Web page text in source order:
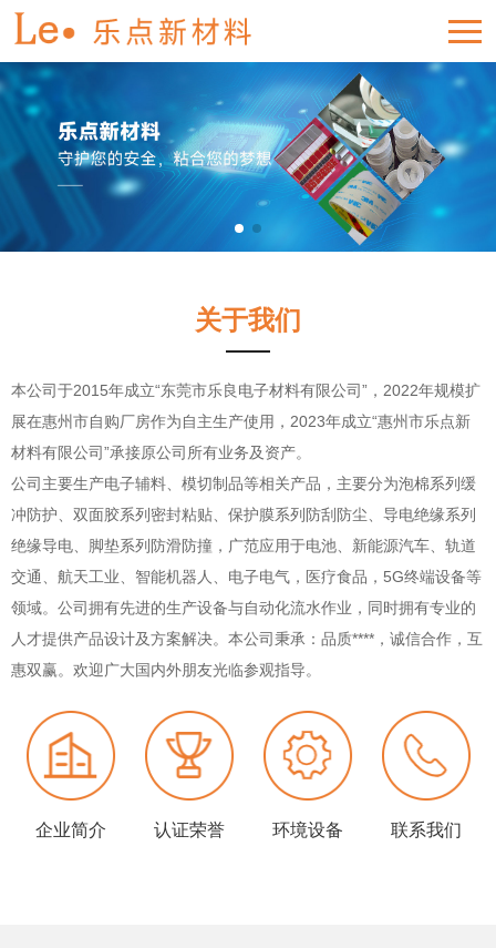
关于我们
本公司于2015年成立“东莞市乐良电子材料有限公司”，2022年规模扩
展在惠州市自购厂房作为自主生产使用，2023年成立“惠州市乐点新
材料有限公司”承接原公司所有业务及资产。
公司主要生产电子辅料、模切制品等相关产品，主要分为泡棉系列缓
冲防护、双面胶系列密封粘贴、保护膜系列防刮防尘、导电绝缘系列
绝缘导电、脚垫系列防滑防撞，广范应用于电池、新能源汽车、轨道
交通、航天工业、智能机器人、电子电气，医疗食品，5G终端设备等
领域。公司拥有先进的生产设备与自动化流水作业，同时拥有专业的
人才提供产品设计及方案解决。本公司秉承：品质****，诚信合作，互
惠双赢。欢迎广大国内外朋友光临参观指导。
企业简介 认证荣誉 环境设备 联系我们